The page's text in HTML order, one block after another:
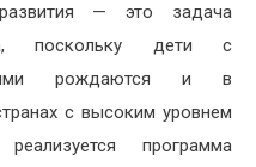
— это задача
поскольку дети с
рождаются и в
с высоким уровнем
программа